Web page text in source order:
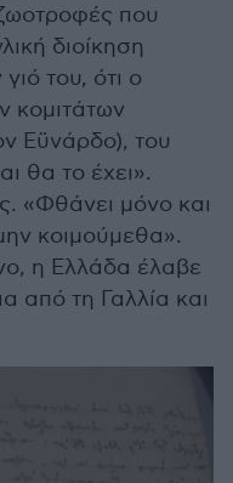
που
διοίκηση
του, ότι ο
κομιτάτων
Εϋνάρδο), του
θα το έχει».
«Φθάνει μόνο και
κοιμούμεθα».
η Ελλάδα έλαβε
από τη Γαλλία και